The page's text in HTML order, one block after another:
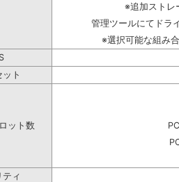
※追加ストレ
管理ツールにてドラ
※選択可能な組み
ト
ット数
ティ